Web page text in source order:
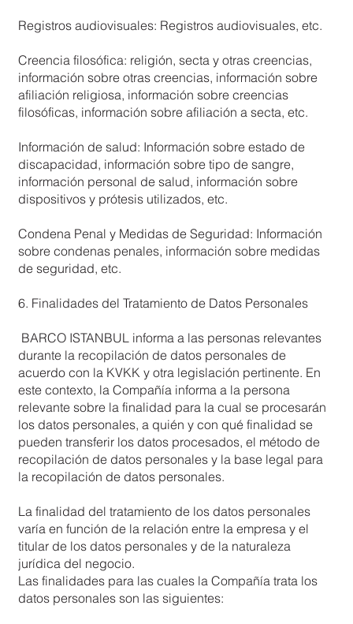
Registros audiovisuales: Registros audiovisuales, etc.
Creencia filosófica: religión, secta y otras creencias,
información sobre otras creencias, información sobre
afiliación religiosa, información sobre creencias
filosóficas, información sobre afiliación a secta, etc.
Información de salud: Información sobre estado de
discapacidad, información sobre tipo de sangre,
información personal de salud, información sobre
dispositivos y prótesis utilizados, etc.
Condena Penal y Medidas de Seguridad: Información
sobre condenas penales, información sobre medidas
de seguridad, etc.
6. Finalidades del Tratamiento de Datos Personales
BARCO ISTANBUL informa a las personas relevantes
durante la recopilación de datos personales de
acuerdo con la KVKK y otra legislación pertinente. En
este contexto, la Compañía informa a la persona
relevante sobre la finalidad para la cual se procesarán
los datos personales, a quién y con qué finalidad se
pueden transferir los datos procesados, el método de
recopilación de datos personales y la base legal para
la recopilación de datos personales.
La finalidad del tratamiento de los datos personales
varía en función de la relación entre la empresa y el
titular de los datos personales y de la naturaleza
jurídica del negocio.
Las finalidades para las cuales la Compañía trata los
datos personales son las siguientes: